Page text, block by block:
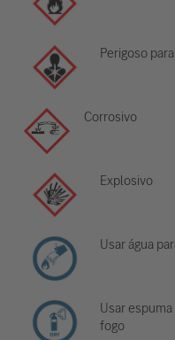
Perigoso
Corrosivo
Explosivo
Usar água
Usar
fogo